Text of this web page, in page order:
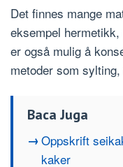
Det finnes mange
eksempel
er også mulig å
metoder som
Baca Juga
Oppskrift
kaker